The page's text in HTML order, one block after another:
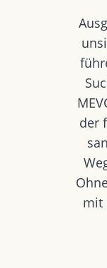
der
mit